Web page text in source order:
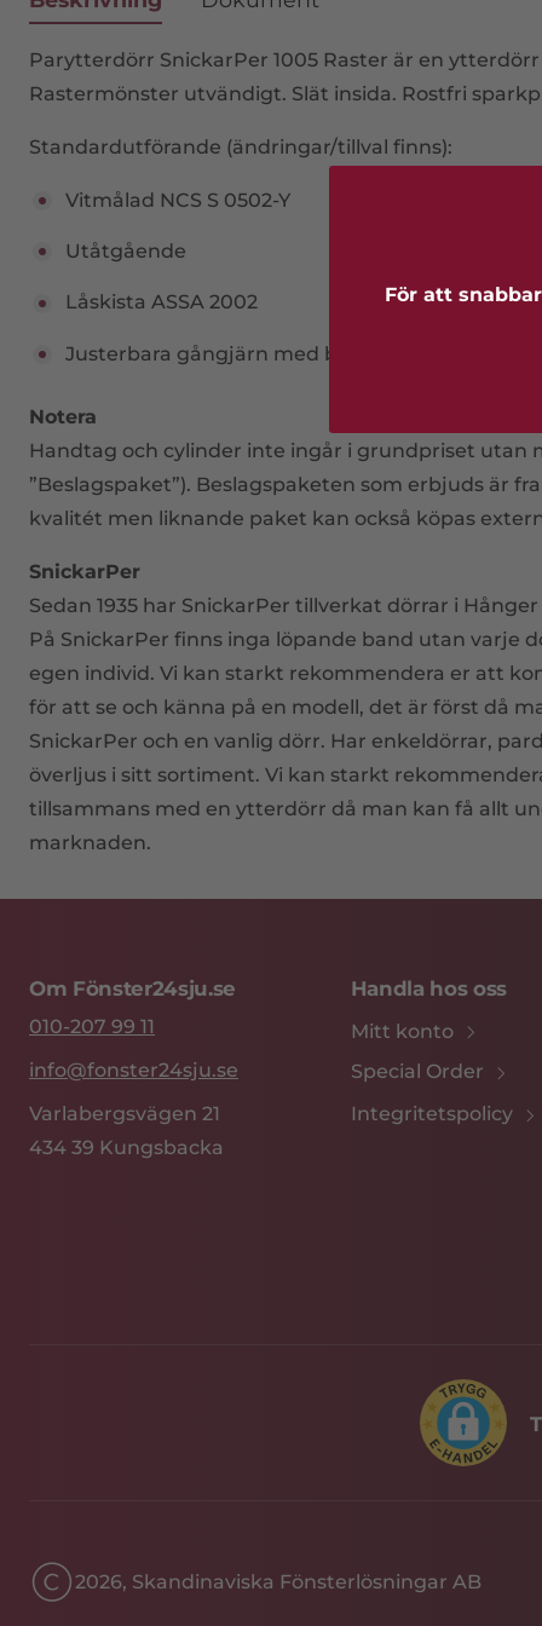
Parytterdörr SnickarPer 1005 Raster är en
Rastermönster utvändigt. Slät insida. Rostfri
Standardutförande (ändringar/tillval finns):
Vitmålad NCS S 0502-Y
Utåtgående
Låskista ASSA 2002
Justerbara gångjärn med bakkantsäkring
Notera
Handtag och cylinder inte ingår i grundpriset utan
”Beslagspaket”). Beslagspaketen som erbjuds är
kvalitét men liknande paket kan också köpas
SnickarPer
Sedan 1935 har SnickarPer tillverkat dörrar i
På SnickarPer finns inga löpande band utan varje
egen individ. Vi kan starkt rekommendera er att
för att se och känna på en modell, det är först då
SnickarPer och en vanlig dörr. Har enkeldörrar,
överljus i sitt sortiment. Vi kan starkt
tillsammans med en ytterdörr då man kan få allt
marknaden.
Om Fönster24sju.se
010-207 99 11
info@fonster24sju.se
Varlabergsvägen 21
434 39 Kungsbacka
Handla hos oss
Mitt konto
Special Order
Integritetspolicy
2026, Skandinaviska Fönsterlösningar AB
För att